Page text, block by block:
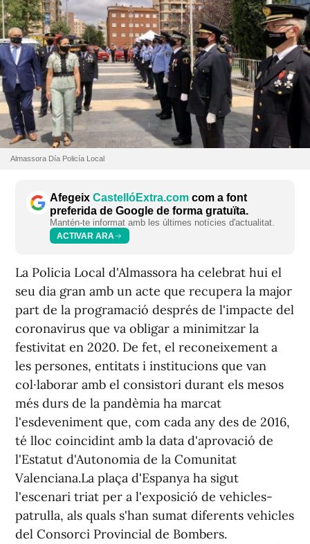
Almassora Día Policía Local
Afegeix CastellóExtra.com com a font
preferida de Google de forma gratuïta.
Mantén-te informat amb les últimes notícies d'actualitat.
ACTIVAR ARA
La Policia Local d'Almassora ha celebrat hui el
seu dia gran amb un acte que recupera la major
part de la programació després de l'impacte del
coronavirus que va obligar a minimitzar la
festivitat en 2020. De fet, el reconeixement a
les persones, entitats i institucions que van
col·laborar amb el consistori durant els mesos
més durs de la pandèmia ha marcat
l'esdeveniment que, com cada any des de 2016,
té lloc coincidint amb la data d'aprovació de
l'Estatut d'Autonomia de la Comunitat
Valenciana.La plaça d'Espanya ha sigut
l'escenari triat per a l'exposició de vehicles-
patrulla, als quals s'han sumat diferents vehicles
del Consorci Provincial de Bombers.